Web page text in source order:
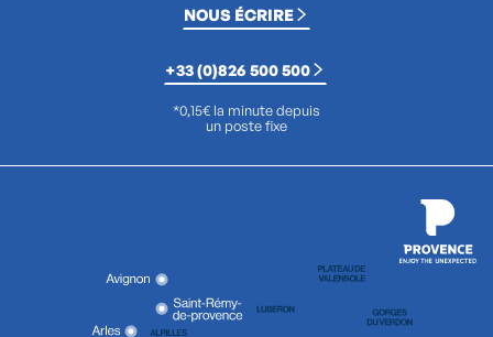
NOUS ÉCRIRE
+33 (0)826 500 500
*0,15€ la minute depuis
un poste fixe